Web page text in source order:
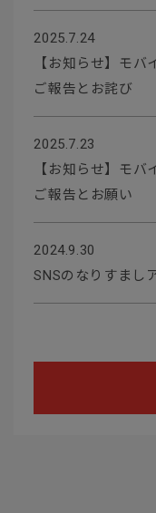
2025.7.24
【お知らせ】モ
ご報告とお詫び
2025.7.23
【お知らせ】モ
ご報告とお願い
2024.9.30
SNSのなりすまし